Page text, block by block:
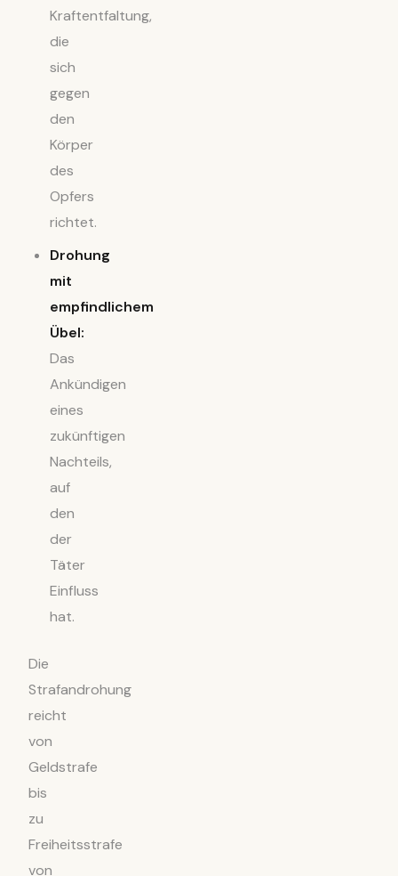
Kraftentfaltung,
die
sich
gegen
den
Körper
des
Opfers
richtet.
Drohung
mit
empfindlichem
Übel:
Das
Ankündigen
eines
zukünftigen
Nachteils,
auf
den
der
Täter
Einfluss
hat.
Die
Strafandrohung
reicht
von
Geldstrafe
bis
zu
Freiheitsstrafe
von